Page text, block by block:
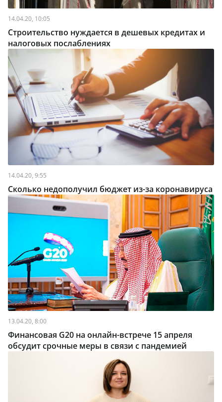
14.04.20, 10:05
Строительство нуждается в дешевых кредитах и
налоговых послаблениях
14.04.20, 9:55
Сколько недополучил бюджет из-за коронавируса
13.04.20, 8:00
Финансовая G20 на онлайн-встрече 15 апреля
обсудит срочные меры в связи с пандемией